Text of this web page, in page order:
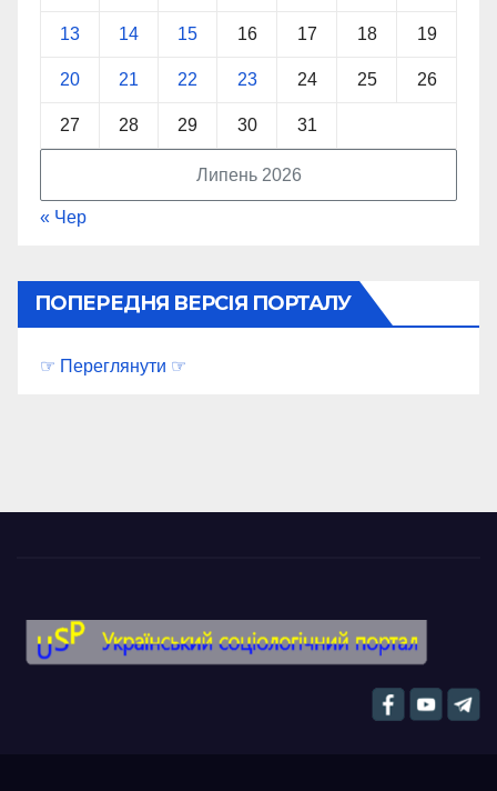
Липень 2026
13 14 15 16 17 18 19
20 21 22 23 24 25 26
27 28 29 30 31
« Чер
ПОПЕРЕДНЯ ВЕРСІЯ ПОРТАЛУ
☞ Переглянути ☞